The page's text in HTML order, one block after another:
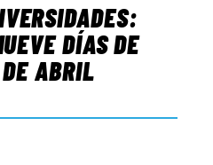
DÍAS DE
ABRIL